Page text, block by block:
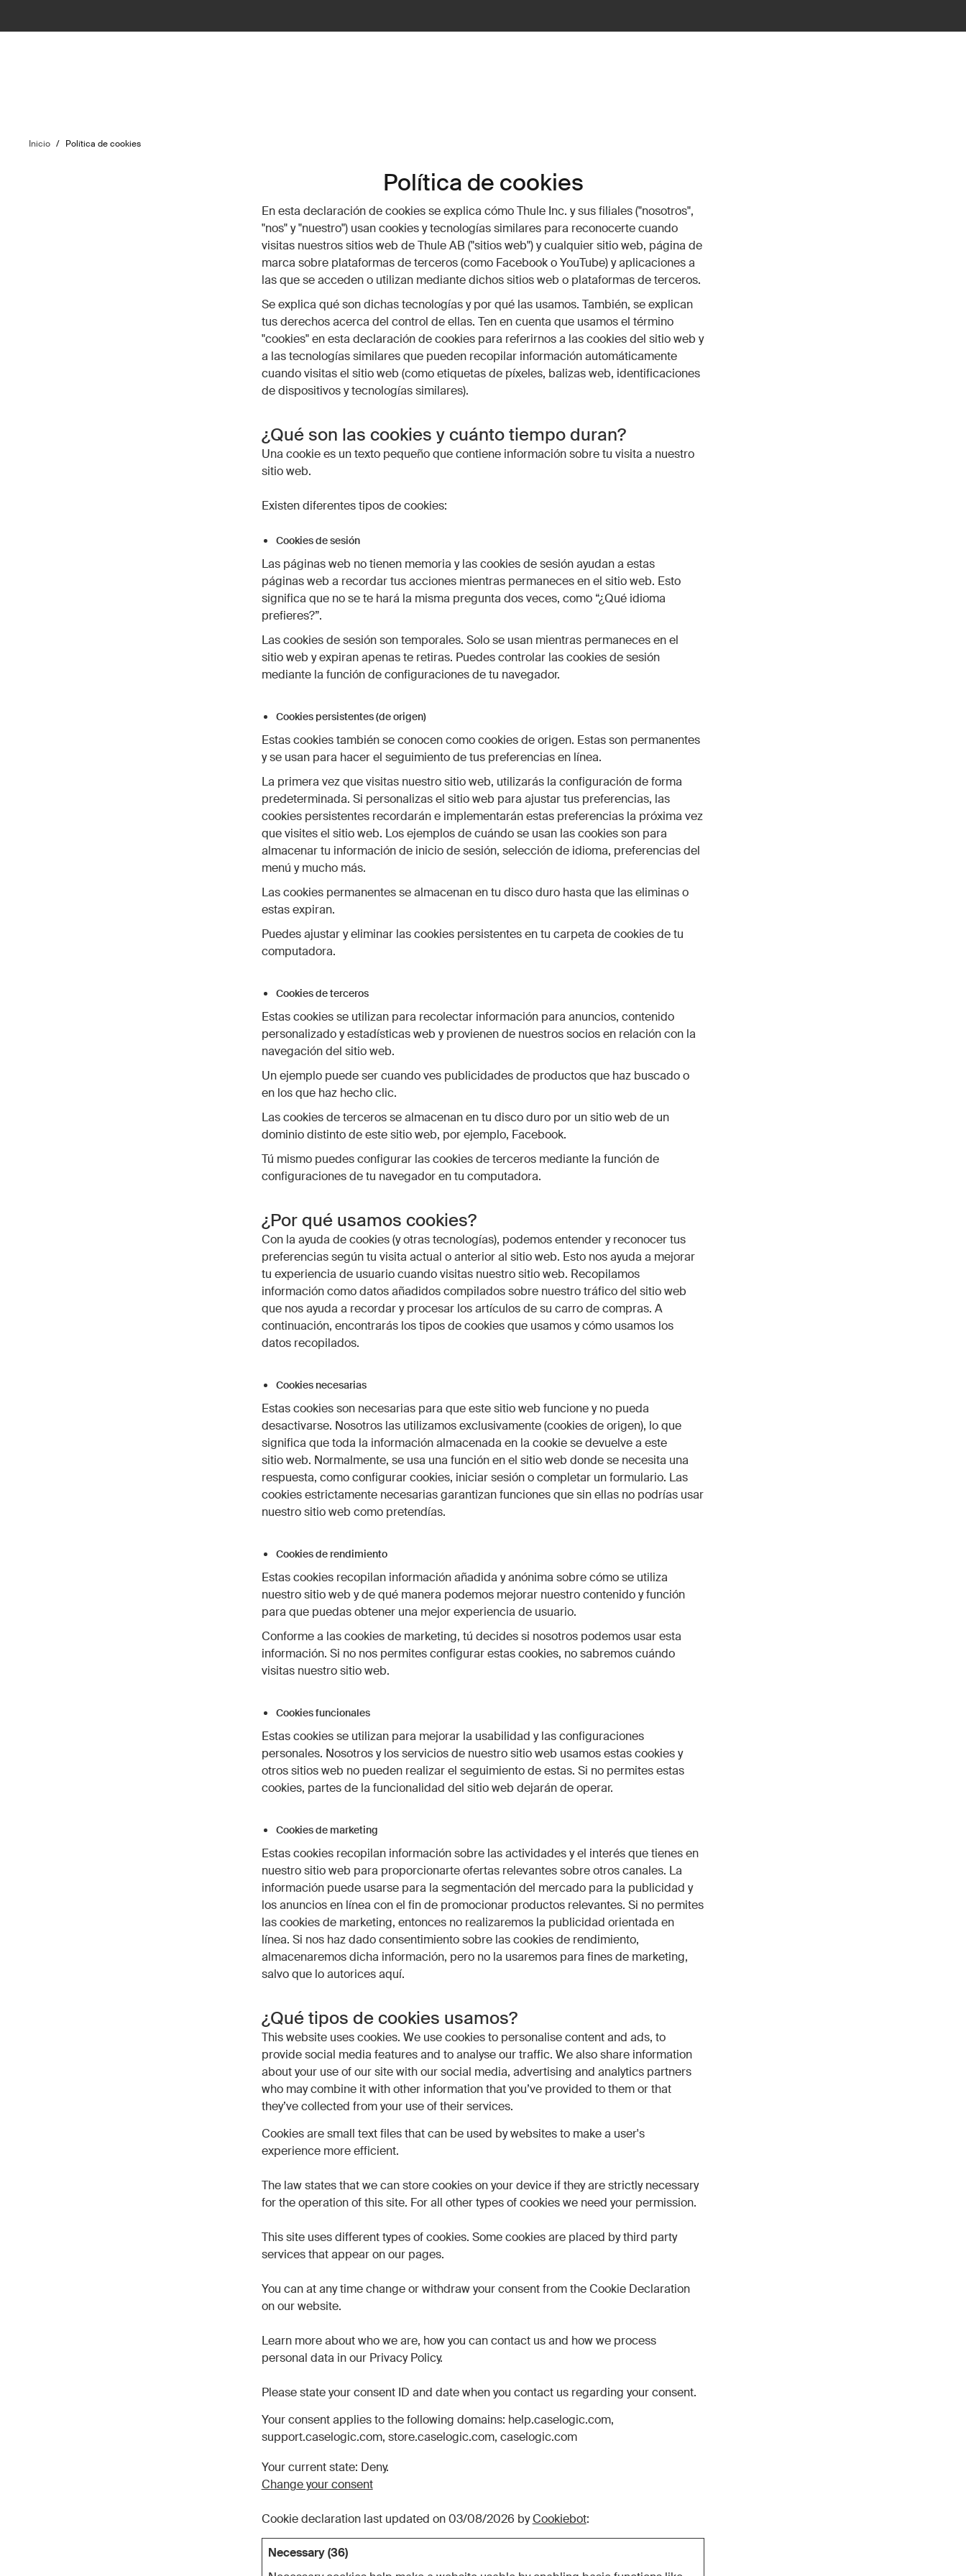
Inicio / Política de cookies
Política de cookies
En esta declaración de cookies se explica cómo Thule Inc. y sus filiales ("nosotros",
"nos" y "nuestro") usan cookies y tecnologías similares para reconocerte cuando
visitas nuestros sitios web de Thule AB ("sitios web") y cualquier sitio web, página de
marca sobre plataformas de terceros (como Facebook o YouTube) y aplicaciones a
las que se acceden o utilizan mediante dichos sitios web o plataformas de terceros.
Se explica qué son dichas tecnologías y por qué las usamos. También, se explican
tus derechos acerca del control de ellas. Ten en cuenta que usamos el término
"cookies" en esta declaración de cookies para referirnos a las cookies del sitio web y
a las tecnologías similares que pueden recopilar información automáticamente
cuando visitas el sitio web (como etiquetas de píxeles, balizas web, identificaciones
de dispositivos y tecnologías similares).
¿Qué son las cookies y cuánto tiempo duran?
Una cookie es un texto pequeño que contiene información sobre tu visita a nuestro
sitio web.
Existen diferentes tipos de cookies:
Cookies de sesión
Las páginas web no tienen memoria y las cookies de sesión ayudan a estas
páginas web a recordar tus acciones mientras permaneces en el sitio web. Esto
significa que no se te hará la misma pregunta dos veces, como “¿Qué idioma
prefieres?”.
Las cookies de sesión son temporales. Solo se usan mientras permaneces en el
sitio web y expiran apenas te retiras. Puedes controlar las cookies de sesión
mediante la función de configuraciones de tu navegador.
Cookies persistentes (de origen)
Estas cookies también se conocen como cookies de origen. Estas son permanentes
y se usan para hacer el seguimiento de tus preferencias en línea.
La primera vez que visitas nuestro sitio web, utilizarás la configuración de forma
predeterminada. Si personalizas el sitio web para ajustar tus preferencias, las
cookies persistentes recordarán e implementarán estas preferencias la próxima vez
que visites el sitio web. Los ejemplos de cuándo se usan las cookies son para
almacenar tu información de inicio de sesión, selección de idioma, preferencias del
menú y mucho más.
Las cookies permanentes se almacenan en tu disco duro hasta que las eliminas o
estas expiran.
Puedes ajustar y eliminar las cookies persistentes en tu carpeta de cookies de tu
computadora.
Cookies de terceros
Estas cookies se utilizan para recolectar información para anuncios, contenido
personalizado y estadísticas web y provienen de nuestros socios en relación con la
navegación del sitio web.
Un ejemplo puede ser cuando ves publicidades de productos que haz buscado o
en los que haz hecho clic.
Las cookies de terceros se almacenan en tu disco duro por un sitio web de un
dominio distinto de este sitio web, por ejemplo, Facebook.
Tú mismo puedes configurar las cookies de terceros mediante la función de
configuraciones de tu navegador en tu computadora.
¿Por qué usamos cookies?
Con la ayuda de cookies (y otras tecnologías), podemos entender y reconocer tus
preferencias según tu visita actual o anterior al sitio web. Esto nos ayuda a mejorar
tu experiencia de usuario cuando visitas nuestro sitio web. Recopilamos
información como datos añadidos compilados sobre nuestro tráfico del sitio web
que nos ayuda a recordar y procesar los artículos de su carro de compras. A
continuación, encontrarás los tipos de cookies que usamos y cómo usamos los
datos recopilados.
Cookies necesarias
Estas cookies son necesarias para que este sitio web funcione y no pueda
desactivarse. Nosotros las utilizamos exclusivamente (cookies de origen), lo que
significa que toda la información almacenada en la cookie se devuelve a este
sitio web. Normalmente, se usa una función en el sitio web donde se necesita una
respuesta, como configurar cookies, iniciar sesión o completar un formulario. Las
cookies estrictamente necesarias garantizan funciones que sin ellas no podrías usar
nuestro sitio web como pretendías.
Cookies de rendimiento
Estas cookies recopilan información añadida y anónima sobre cómo se utiliza
nuestro sitio web y de qué manera podemos mejorar nuestro contenido y función
para que puedas obtener una mejor experiencia de usuario.
Conforme a las cookies de marketing, tú decides si nosotros podemos usar esta
información. Si no nos permites configurar estas cookies, no sabremos cuándo
visitas nuestro sitio web.
Cookies funcionales
Estas cookies se utilizan para mejorar la usabilidad y las configuraciones
personales. Nosotros y los servicios de nuestro sitio web usamos estas cookies y
otros sitios web no pueden realizar el seguimiento de estas. Si no permites estas
cookies, partes de la funcionalidad del sitio web dejarán de operar.
Cookies de marketing
Estas cookies recopilan información sobre las actividades y el interés que tienes en
nuestro sitio web para proporcionarte ofertas relevantes sobre otros canales. La
información puede usarse para la segmentación del mercado para la publicidad y
los anuncios en línea con el fin de promocionar productos relevantes. Si no permites
las cookies de marketing, entonces no realizaremos la publicidad orientada en
línea. Si nos haz dado consentimiento sobre las cookies de rendimiento,
almacenaremos dicha información, pero no la usaremos para fines de marketing,
salvo que lo autorices aquí.
¿Qué tipos de cookies usamos?
This website uses cookies. We use cookies to personalise content and ads, to
provide social media features and to analyse our traffic. We also share information
about your use of our site with our social media, advertising and analytics partners
who may combine it with other information that you’ve provided to them or that
they’ve collected from your use of their services.
Cookies are small text files that can be used by websites to make a user's
experience more efficient.
The law states that we can store cookies on your device if they are strictly necessary
for the operation of this site. For all other types of cookies we need your permission.
This site uses different types of cookies. Some cookies are placed by third party
services that appear on our pages.
You can at any time change or withdraw your consent from the Cookie Declaration
on our website.
Learn more about who we are, how you can contact us and how we process
personal data in our Privacy Policy.
Please state your consent ID and date when you contact us regarding your consent.
Your consent applies to the following domains: help.caselogic.com,
support.caselogic.com, store.caselogic.com, caselogic.com
Your current state: Deny.
Change your consent
Cookie declaration last updated on 03/08/2026 byCookiebot:
Necessary (36)